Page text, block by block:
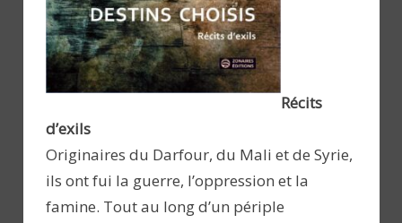
Récits
d’exils
Originaires du Darfour, du Mali et de Syrie,
ils ont fui la guerre, l’oppression et la
famine. Tout au long d’un périple